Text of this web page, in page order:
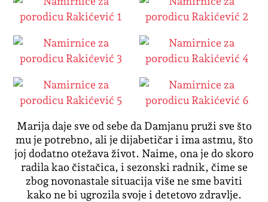
Marija daje sve od sebe da Damjanu pruži sve što
mu je potrebno, ali je dijabetičar i ima astmu, što
joj dodatno otežava život. Naime, ona je do skoro
radila kao čistačica, i sezonski radnik, čime se
zbog novonastale situacija više ne sme baviti
kako ne bi ugrozila svoje i detetovo zdravlje.